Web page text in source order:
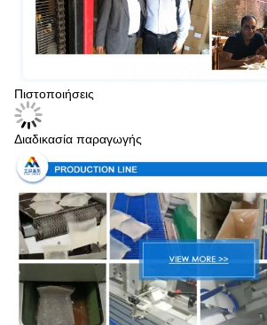
Πιστοποιήσεις
Διαδικασία παραγωγής